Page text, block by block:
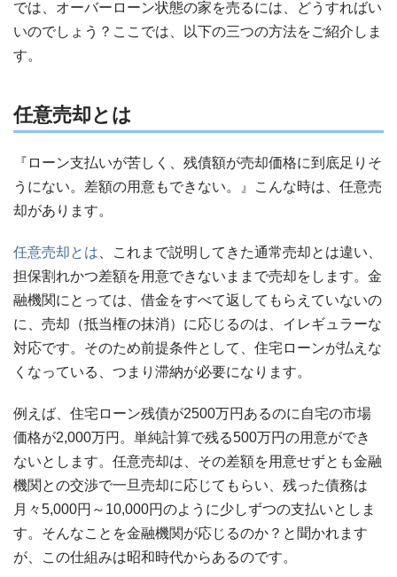
では、オーバーローン状態の家を売るには、どうすればい
いのでしょう？ここでは、以下の三つの方法をご紹介しま
す。
任意売却とは
『ローン支払いが苦しく、残債額が売却価格に到底足りそ
うにない。差額の用意もできない。』こんな時は、任意売
却があります。
任意売却とは 、これまで説明してきた通常売却とは違い、
担保割れかつ差額を用意できないままで売却をします。金
融機関にとっては、借金をすべて返してもらえていないの
に、売却（抵当権の抹消）に応じるのは、イレギュラーな
対応です。そのため前提条件として、住宅ローンが払えな
くなっている、つまり滞納が必要になります。
例えば、住宅ローン残債が2500万円あるのに自宅の市場
価格が2,000万円。単純計算で残る500万円の用意ができ
ないとします。任意売却は、その差額を用意せずとも金融
機関との交渉で一旦売却に応じてもらい、残った債務は
月々5,000円～10,000円のように少しずつの支払いとしま
す。そんなことを金融機関が応じるのか？と聞かれます
が、この仕組みは昭和時代からあるのです。